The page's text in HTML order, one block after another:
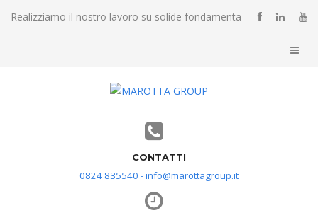
Realizziamo il nostro lavoro su solide fondamenta
CONTATTI
0824 835540 - info@marottagroup.it